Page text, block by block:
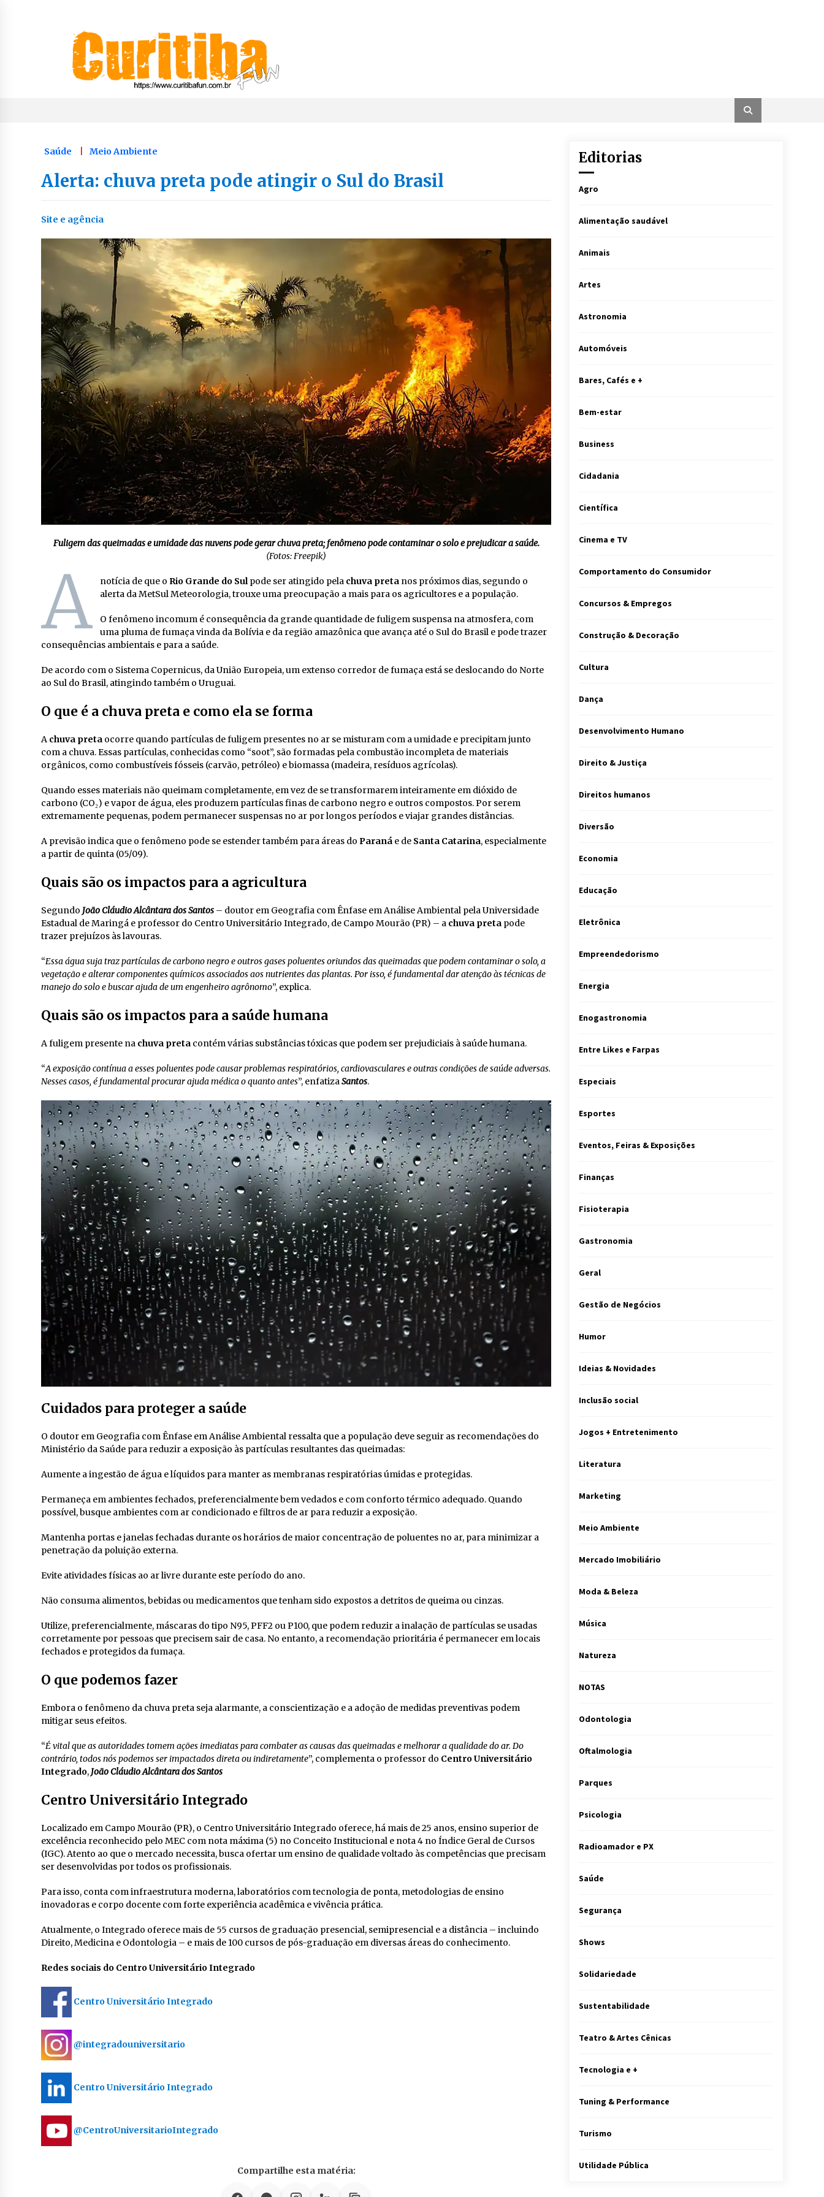
Saúde Meio Ambiente
Alerta: chuva preta pode atingir o Sul do Brasil
Site e agência
Fuligem das queimadas e umidade das nuvens pode gerar chuva preta; fenômeno pode contaminar o solo e prejudicar a saúde.
(Fotos: Freepik)
A notícia de que o Rio Grande do Sulpode ser atingido pela chuva pretanos próximos dias, segundo o
alerta da MetSul Meteorologia, trouxe uma preocupação a mais para os agricultores e a população.
O fenômeno incomum é consequência da grande quantidade de fuligem suspensa na atmosfera, com
uma pluma de fumaça vinda da Bolívia e da região amazônica que avança até o Sul do Brasil e pode trazer
consequências ambientais e para a saúde.
De acordo com o Sistema Copernicus, da União Europeia, um extenso corredor de fumaça está se deslocando do Norte
ao Sul do Brasil, atingindo também o Uruguai.
O que é a chuva preta e como ela se forma
A chuva preta ocorre quando partículas de fuligem presentes no ar se misturam com a umidade e precipitam junto
com a chuva. Essas partículas, conhecidas como “soot”, são formadas pela combustão incompleta de materiais
orgânicos, como combustíveis fósseis (carvão, petróleo) e biomassa (madeira, resíduos agrícolas).
Quando esses materiais não queimam completamente, em vez de se transformarem inteiramente em dióxido de
carbono (CO₂) e vapor de água, eles produzem partículas finas de carbono negro e outros compostos. Por serem
extremamente pequenas, podem permanecer suspensas no ar por longos períodos e viajar grandes distâncias.
A previsão indica que o fenômeno pode se estender também para áreas do Paraná e de Santa Catarina, especialmente
a partir de quinta (05/09).
Quais são os impactos para a agricultura
Segundo João Cláudio Alcântara dos Santos – doutor em Geografia com Ênfase em Análise Ambiental pela Universidade
Estadual de Maringá e professor do Centro Universitário Integrado, de Campo Mourão (PR) – a chuva preta pode
trazer prejuízos às lavouras.
“Essa água suja traz partículas de carbono negro e outros gases poluentes oriundos das queimadas que podem contaminar o solo, a
vegetação e alterar componentes químicos associados aos nutrientes das plantas. Por isso, é fundamental dar atenção às técnicas de
manejo do solo e buscar ajuda de um engenheiro agrônomo”, explica.
Quais são os impactos para a saúde humana
A fuligem presente na chuva preta contém várias substâncias tóxicas que podem ser prejudiciais à saúde humana.
“A exposição contínua a esses poluentes pode causar problemas respiratórios, cardiovasculares e outras condições de saúde adversas.
Nesses casos, é fundamental procurar ajuda médica o quanto antes”, enfatizaSantos.
Cuidados para proteger a saúde
O doutor em Geografia com Ênfase em Análise Ambiental ressalta que a população deve seguir as recomendações do
Ministério da Saúde para reduzir a exposição às partículas resultantes das queimadas:
Aumente a ingestão de água e líquidos para manter as membranas respiratórias úmidas e protegidas.
Permaneça em ambientes fechados, preferencialmente bem vedados e com conforto térmico adequado. Quando
possível, busque ambientes com ar condicionado e filtros de ar para reduzir a exposição.
Mantenha portas e janelas fechadas durante os horários de maior concentração de poluentes no ar, para minimizar a
penetração da poluição externa.
Evite atividades físicas ao ar livre durante este período do ano.
Não consuma alimentos, bebidas ou medicamentos que tenham sido expostos a detritos de queima ou cinzas.
Utilize, preferencialmente, máscaras do tipo N95, PFF2 ou P100, que podem reduzir a inalação de partículas se usadas
corretamente por pessoas que precisem sair de casa. No entanto, a recomendação prioritária é permanecer em locais
fechados e protegidos da fumaça.
O que podemos fazer
Embora o fenômeno da chuva preta seja alarmante, a conscientização e a adoção de medidas preventivas podem
mitigar seus efeitos.
“É vital que as autoridades tomem ações imediatas para combater as causas das queimadas e melhorar a qualidade do ar. Do
contrário, todos nós podemos ser impactados direta ou indiretamente”, complementa o professor do Centro Universitário
Integrado, João Cláudio Alcântara dos Santos
Centro Universitário Integrado
Localizado em Campo Mourão (PR), o Centro Universitário Integrado oferece, há mais de 25 anos, ensino superior de
excelência reconhecido pelo MEC com nota máxima (5) no Conceito Institucional e nota 4 no Índice Geral de Cursos
(IGC). Atento ao que o mercado necessita, busca ofertar um ensino de qualidade voltado às competências que precisam
ser desenvolvidas por todos os profissionais.
Para isso, conta com infraestrutura moderna, laboratórios com tecnologia de ponta, metodologias de ensino
inovadoras e corpo docente com forte experiência acadêmica e vivência prática.
Atualmente, o Integrado oferece mais de 55 cursos de graduação presencial, semipresencial e a distância – incluindo
Direito, Medicina e Odontologia – e mais de 100 cursos de pós-graduação em diversas áreas do conhecimento.
Redes sociais do Centro Universitário Integrado
Centro Universitário Integrado
@integradouniversitario
Centro Universitário Integrado
@CentroUniversitarioIntegrado
Compartilhe esta matéria:
Editorias
Agro
Alimentação saudável
Animais
Artes
Astronomia
Automóveis
Bares, Cafés e +
Bem-estar
Business
Cidadania
Científica
Cinema e TV
Comportamento do Consumidor
Concursos & Empregos
Construção & Decoração
Cultura
Dança
Desenvolvimento Humano
Direito & Justiça
Direitos humanos
Diversão
Economia
Educação
Eletrônica
Empreendedorismo
Energia
Enogastronomia
Entre Likes e Farpas
Especiais
Esportes
Eventos, Feiras & Exposições
Finanças
Fisioterapia
Gastronomia
Geral
Gestão de Negócios
Humor
Ideias & Novidades
Inclusão social
Jogos + Entretenimento
Literatura
Marketing
Meio Ambiente
Mercado Imobiliário
Moda & Beleza
Música
Natureza
NOTAS
Odontologia
Oftalmologia
Parques
Psicologia
Radioamador e PX
Saúde
Segurança
Shows
Solidariedade
Sustentabilidade
Teatro & Artes Cênicas
Tecnologia e +
Tuning & Performance
Turismo
Utilidade Pública